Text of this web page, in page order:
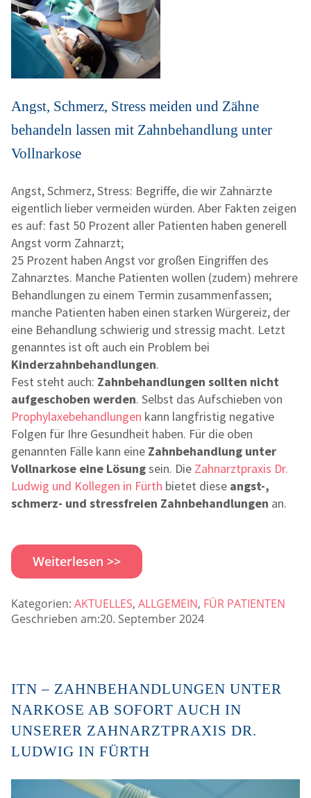
Angst, Schmerz, Stress meiden und Zähne
behandeln lassen mit Zahnbehandlung unter
Vollnarkose
Angst, Schmerz, Stress: Begriffe, die wir Zahnärzte
eigentlich lieber vermeiden würden. Aber Fakten zeigen
es auf: fast 50 Prozent aller Patienten haben generell
Angst vorm Zahnarzt;
25 Prozent haben Angst vor großen Eingriffen des
Zahnarztes. Manche Patienten wollen (zudem) mehrere
Behandlungen zu einem Termin zusammenfassen;
manche Patienten haben einen starken Würgereiz, der
eine Behandlung schwierig und stressig macht. Letzt
genanntes ist oft auch ein Problem bei
Kinderzahnbehandlungen.
Fest steht auch: Zahnbehandlungen sollten nicht
aufgeschoben werden. Selbst das Aufschieben von
Prophylaxebehandlungen kann langfristig negative
Folgen für Ihre Gesundheit haben. Für die oben
genannten Fälle kann eine Zahnbehandlung unter
Vollnarkose eine Lösungsein. Die Zahnarztpraxis Dr.
Ludwig und Kollegen in Fürth bietet diese angst-,
schmerz- und stressfreien Zahnbehandlungen an.
Weiterlesen >>
Kategorien: AKTUELLES, ALLGEMEIN, FÜR PATIENTEN
Geschrieben am:20. September 2024
ITN – ZAHNBEHANDLUNGEN UNTER
NARKOSE AB SOFORT AUCH IN
UNSERER ZAHNARZTPRAXIS DR.
LUDWIG IN FÜRTH